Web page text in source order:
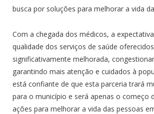
busca por soluções para melhorar a vida
Com a chegada dos médicos, a
qualidade dos serviços de saúde
significativamente melhorada,
garantindo mais atenção e cuidados à
está confiante de que esta parceria trará
para o município e será apenas o começo
ações para melhorar a vida das pessoas